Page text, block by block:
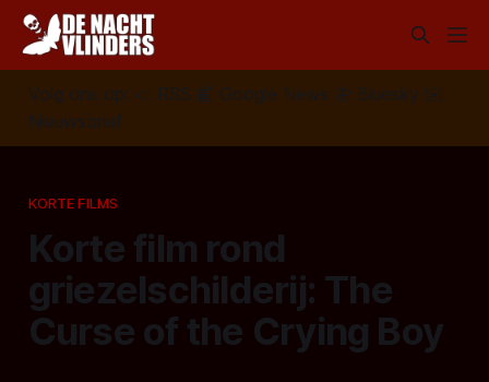
Volg ons op: 📣 RSS 📰 Google News 🦋 Bluesky
✉️
Nieuwsbrief
KORTE FILMS
Korte film rond
griezelschilderij: The
Curse of the Crying Boy